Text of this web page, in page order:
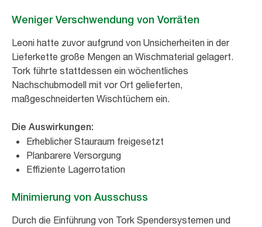
Weniger Verschwendung von Vorräten
Leoni hatte zuvor aufgrund von Unsicherheiten in der
Lieferkette große Mengen an Wischmaterial gelagert.
Tork führte stattdessen ein wöchentliches
Nachschubmodell mit vor Ort gelieferten,
maßgeschneiderten Wischtüchern ein.
Die Auswirkungen:
Erheblicher Stauraum freigesetzt
Planbarere Versorgung
Effiziente Lagerrotation
Minimierung von Ausschuss
Durch die Einführung von Tork Spendersystemen und